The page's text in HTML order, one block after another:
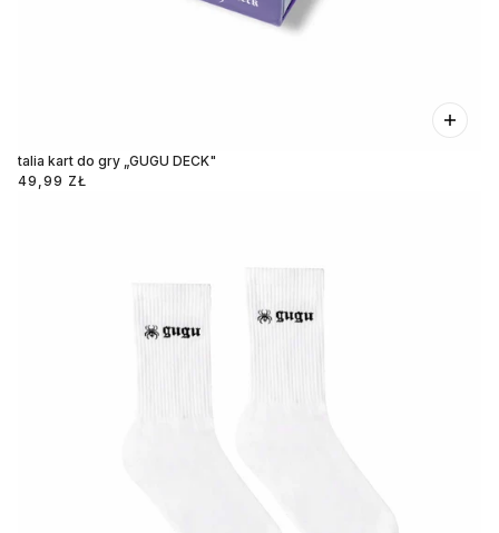
talia kart do gry „GUGU DECK"
49,99 ZŁ